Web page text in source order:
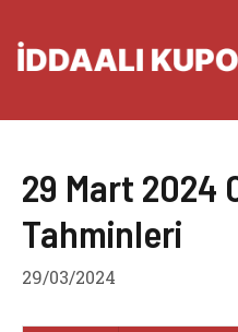
atla
29 Mart 2024
Tahminleri
29/03/2024